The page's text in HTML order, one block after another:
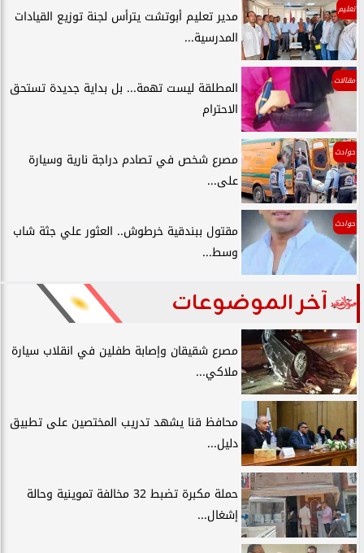
تعليم
مدير تعليم أبوتشت يترأس لجنة توزيع القيادات
المدرسية...
مقالات
المطلقة ليست تهمة... بل بداية جديدة تستحق
الاحترام
حوادث
مصرع شخص في تصادم دراجة نارية وسيارة
على...
حوادث
مقتول ببندقية خرطوش.. العثور علي جثة شاب
وسط...
آخر الموضوعات
مصرع شقيقان وإصابة طفلين في انقلاب سيارة
ملاكي...
محافظ قنا يشهد تدريب المختصين على تطبيق
دليل...
حملة مكبرة تضبط 32 مخالفة تموينية وحالة
إشغال...